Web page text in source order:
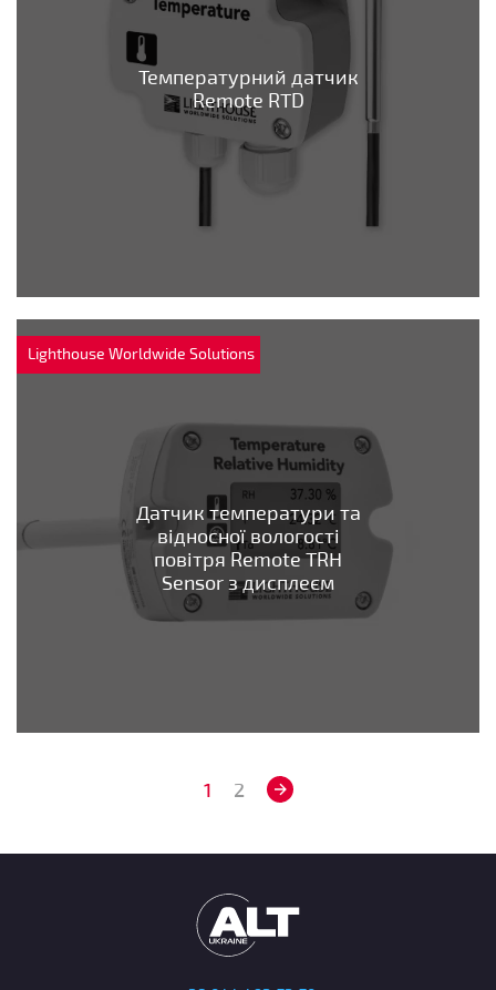
Температурний датчик
Remote RTD
Lighthouse Worldwide Solutions
Датчик температури та
відносної вологості
повітря Remote TRH
Sensor з дисплеєм
1 2